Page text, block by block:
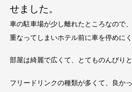
せました。
車の駐車場が少し離れたところなので
重なってしまいホテル前に車を停めにく
部屋は綺麗で広くて、とてものんびりと
フリードリンクの種類が多くて、良かっ